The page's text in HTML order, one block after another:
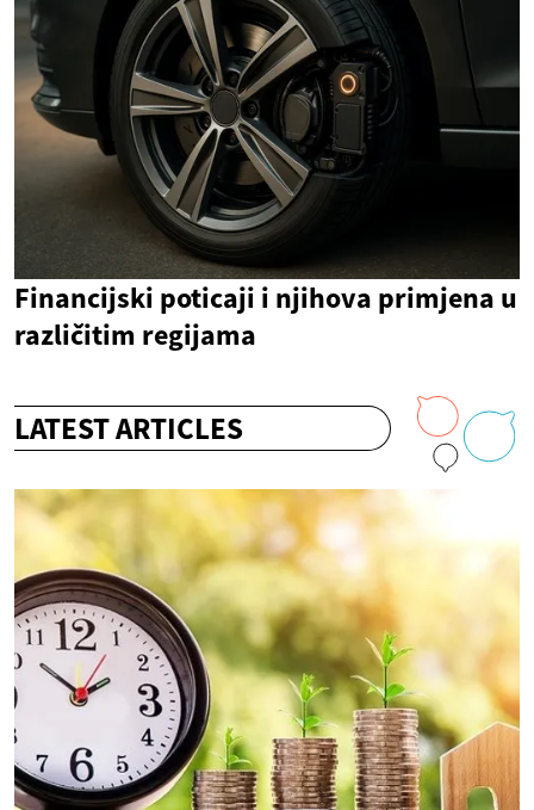
Financijski poticaji i njihova primjena u
različitim regijama
LATEST ARTICLES